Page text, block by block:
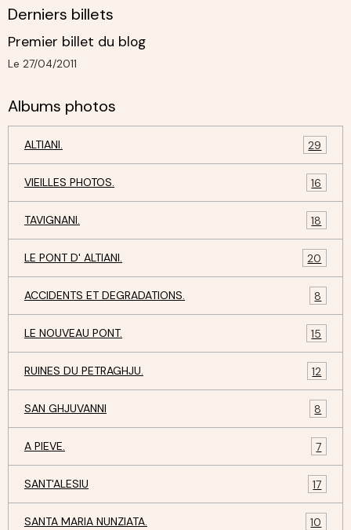
Derniers billets
Premier billet du blog
Le 27/04/2011
Albums photos
ALTIANI. 29
VIEILLES PHOTOS. 16
TAVIGNANI. 18
LE PONT D' ALTIANI. 20
ACCIDENTS ET DEGRADATIONS. 8
LE NOUVEAU PONT. 15
RUINES DU PETRAGHJU. 12
SAN GHJUVANNI 8
A PIEVE. 7
SANT'ALESIU 17
SANTA MARIA NUNZIATA. 10